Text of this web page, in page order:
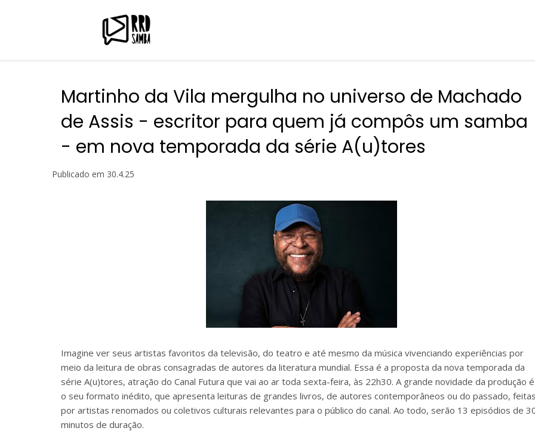
Martinho da Vila mergulha no universo de Machado
de Assis - escritor para quem já compôs um samba
- em nova temporada da série A(u)tores
Publicado em 30.4.25
Imagine ver seus artistas favoritos da televisão, do teatro e até mesmo da música vivenciando experiências por
meio da leitura de obras consagradas de autores da literatura mundial. Essa é a proposta da nova temporada da
série A(u)tores, atração do Canal Futura que vai ao ar toda sexta-feira, às 22h30. A grande novidade da produção é
o seu formato inédito, que apresenta leituras de grandes livros, de autores contemporâneos ou do passado, feitas
por artistas renomados ou coletivos culturais relevantes para o público do canal. Ao todo, serão 13 episódios de
minutos de duração.